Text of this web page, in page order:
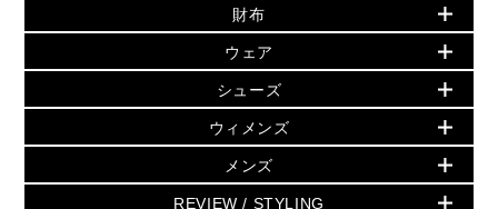
小物
シューズ・靴
ウェア
アクセサリー
時計
▶ メンズ
追加アイテム
▶ ウィメンズすべて(ウェア・シューズ除く)
バッグ
財布・小物
ウェア
シューズ
▶ すべて
▶ ウィメンズすべて
財布・小物
アクセサリー
フレグランス
シューズ
人気の定番アイテム
日本限定 - バッグ
▶ ウィメンズすべて
トートバッグ
ショルダーバッグ
クロスボディ・斜め掛け
財布
日本限定 - 財布・小物
▶ ウィメンズすべて
GREENWICH
折り財布(二つ折り・三つ折り)
ウェア
▶ ウィメンズすべて
トップス
スカート・パンツ
シューズ
▶ ウィメンズすべて
サンダル
スニーカー
ウィメンズ
人気の定番アイテム
メンズ
REVIEW / STYLING